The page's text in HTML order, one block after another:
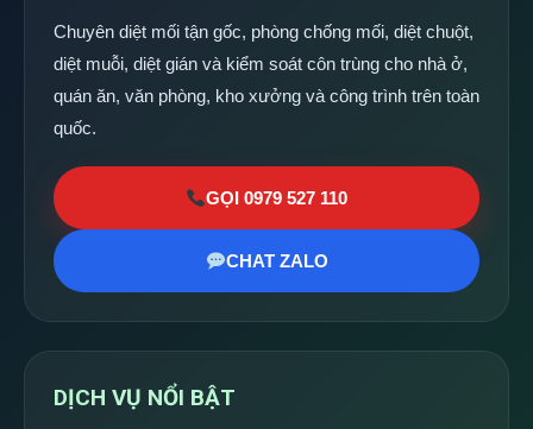
Chuyên diệt mối tận gốc, phòng chống mối, diệt chuột,
diệt muỗi, diệt gián và kiểm soát côn trùng cho nhà ở,
quán ăn, văn phòng, kho xưởng và công trình trên toàn
quốc.
GỌI 0979 527 110
CHAT ZALO
DỊCH VỤ NỔI BẬT